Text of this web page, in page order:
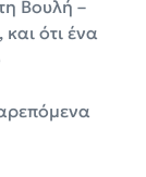
Βουλή –
ότι ένα